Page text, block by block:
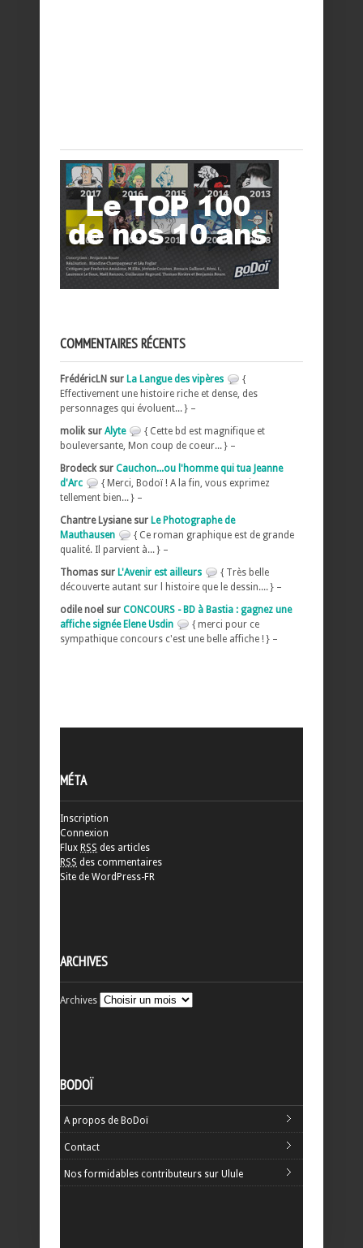
COMMENTAIRES RÉCENTS
FrédéricLN sur La Langue des vipères
{
Effectivement une histoire riche et dense, des
personnages qui évoluent... } –
molik sur Alyte
{ Cette bd est magnifique et
bouleversante, Mon coup de coeur... } –
Brodeck sur Cauchon...ou l'homme qui tua Jeanne
d'Arc
{ Merci, Bodoï ! A la fin, vous exprimez
tellement bien... } –
Chantre Lysiane sur Le Photographe de
Mauthausen
{ Ce roman graphique est de grande
qualité. Il parvient à... } –
Thomas sur L'Avenir est ailleurs
{ Très belle
découverte autant sur l histoire que le dessin.... } –
odile noel sur CONCOURS - BD à Bastia : gagnez une
affiche signée Elene Usdin
{ merci pour ce
sympathique concours c'est une belle affiche ! } –
MÉTA
Inscription
Connexion
Flux RSS des articles
RSS des commentaires
Site de WordPress-FR
ARCHIVES
Archives
BODOÏ
A propos de BoDoï
Contact
Nos formidables contributeurs sur Ulule